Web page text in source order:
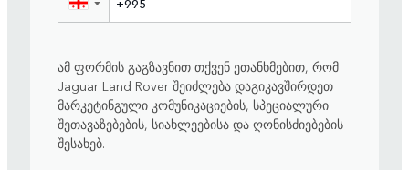
▼
ამ ფორმის გაგზავნით თქვენ ეთანხმებით, რომ
Jaguar Land Rover შეიძლება დაგიკავშირდეთ
მარკეტინგული კომუნიკაციების, სპეციალური
შეთავაზებების, სიახლეებისა და ღონისძიებების
შესახებ.